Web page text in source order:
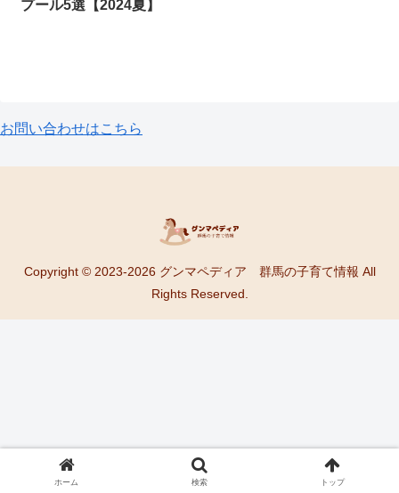
プール5選【2024夏】
お問い合わせはこちら
Copyright © 2023-2026 グンマペディア 群馬の子育て情報 All
Rights Reserved.
ホーム 検索 トップ